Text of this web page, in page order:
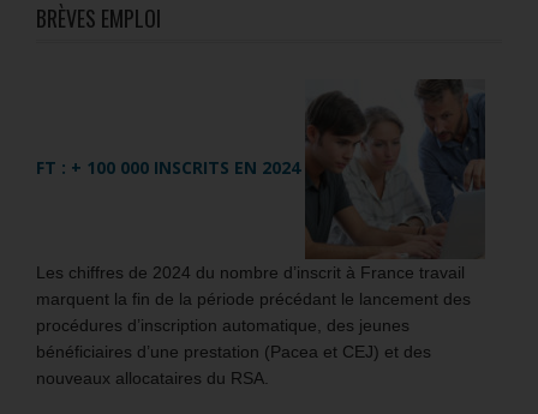
BRÈVES EMPLOI
FT : + 100 000 INSCRITS EN 2024
Les chiffres de 2024 du nombre d’inscrit à France travail
marquent la fin de la période précédant le lancement des
procédures d’inscription automatique, des jeunes
bénéficiaires d’une prestation (Pacea et CEJ) et des
nouveaux allocataires du RSA.